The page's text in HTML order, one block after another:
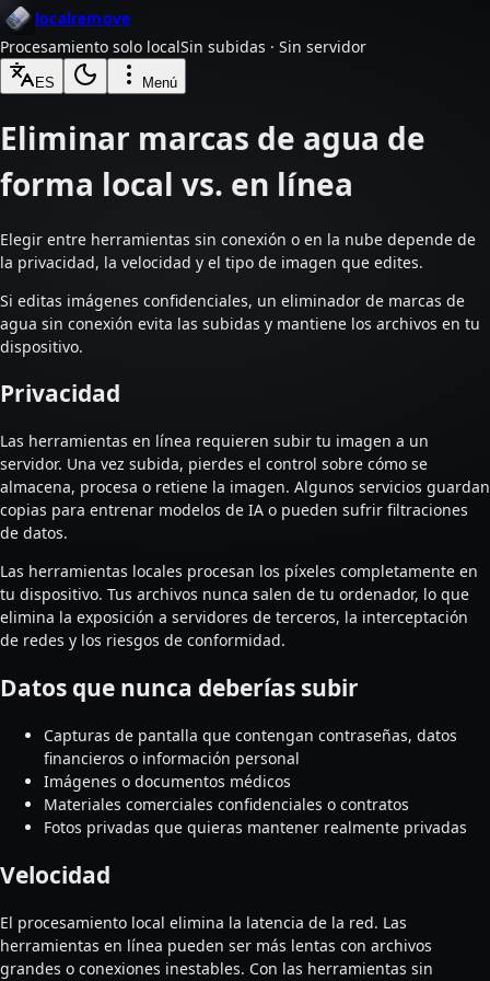
localremove
Procesamiento solo localSin subidas · Sin servidor
ES Menú
Eliminar marcas de agua de
forma local vs. en línea
Elegir entre herramientas sin conexión o en la nube depende de
la privacidad, la velocidad y el tipo de imagen que edites.
Si editas imágenes confidenciales, un eliminador de marcas de
agua sin conexión evita las subidas y mantiene los archivos en tu
dispositivo.
Privacidad
Las herramientas en línea requieren subir tu imagen a un
servidor. Una vez subida, pierdes el control sobre cómo se
almacena, procesa o retiene la imagen. Algunos servicios guardan
copias para entrenar modelos de IA o pueden sufrir filtraciones
de datos.
Las herramientas locales procesan los píxeles completamente en
tu dispositivo. Tus archivos nunca salen de tu ordenador, lo que
elimina la exposición a servidores de terceros, la interceptación
de redes y los riesgos de conformidad.
Datos que nunca deberías subir
Capturas de pantalla que contengan contraseñas, datos
financieros o información personal
Imágenes o documentos médicos
Materiales comerciales confidenciales o contratos
Fotos privadas que quieras mantener realmente privadas
Velocidad
El procesamiento local elimina la latencia de la red. Las
herramientas en línea pueden ser más lentas con archivos
grandes o conexiones inestables. Con las herramientas sin